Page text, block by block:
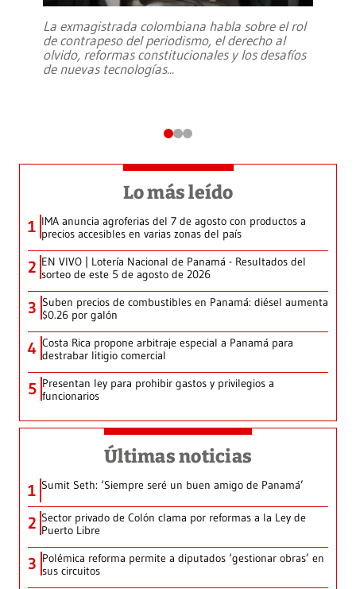
La exmagistrada colombiana habla sobre el rol
de contrapeso del periodismo, el derecho al
olvido, reformas constitucionales y los desafíos
de nuevas tecnologías...
Lo más leído
1 IMA anuncia agroferias del 7 de agosto con productos a
precios accesibles en varias zonas del país
2 EN VIVO | Lotería Nacional de Panamá - Resultados del
sorteo de este 5 de agosto de 2026
3 Suben precios de combustibles en Panamá: diésel aumenta
$0.26 por galón
4 Costa Rica propone arbitraje especial a Panamá para
destrabar litigio comercial
5 Presentan ley para prohibir gastos y privilegios a
funcionarios
Últimas noticias
1 Sumit Seth: ‘Siempre seré un buen amigo de Panamá’
2 Sector privado de Colón clama por reformas a la Ley de
Puerto Libre
3 Polémica reforma permite a diputados ‘gestionar obras’ en
sus circuitos